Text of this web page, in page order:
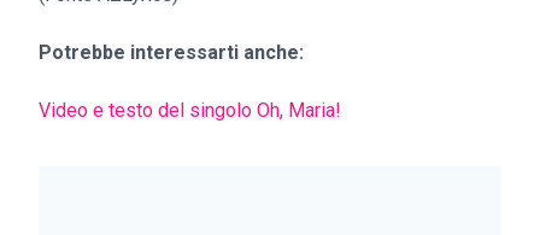
Potrebbe interessarti anche:
Video e testo del singolo Oh, Maria!